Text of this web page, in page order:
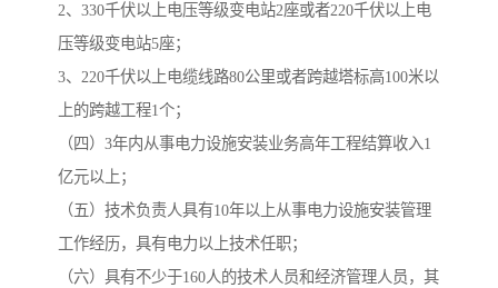
2、330千伏以上电压等级变电站2座或者220千伏以上电
压等级变电站5座；
3、220千伏以上电缆线路80公里或者跨越塔标高100米以
上的跨越工程1个；
（四）3年内从事电力设施安装业务高年工程结算收入1
亿元以上；
（五）技术负责人具有10年以上从事电力设施安装管理
工作经历，具有电力以上技术任职；
（六）具有不少于160人的技术人员和经济管理人员，其